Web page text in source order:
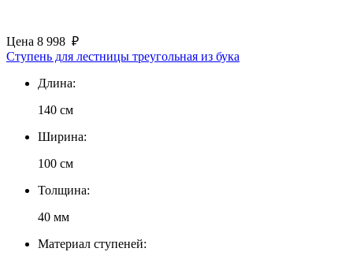
Цена 8 998 ₽
Ступень для лестницы треугольная из бука
Длина:
140 см
Ширина:
100 см
Толщина:
40 мм
Материал ступеней: